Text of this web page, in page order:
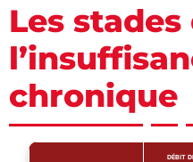
Les stades
chronique
DÉBIT